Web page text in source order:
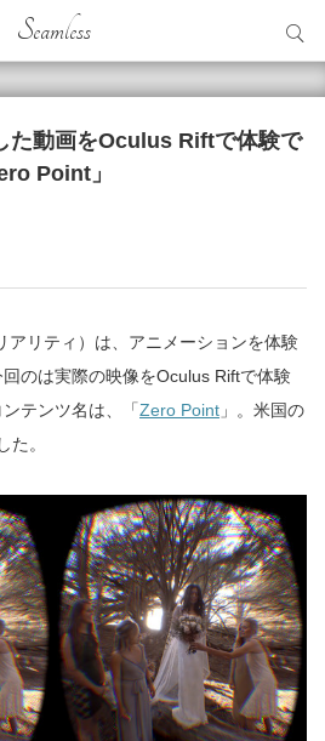
Seamless
た動画をOculus Riftで体験で
Point」
アリティ）は、アニメーションを体験
のは実際の映像をOculus Riftで体験
テンツ名は、「Zero Point 」。米国の
た。
サイト内検索